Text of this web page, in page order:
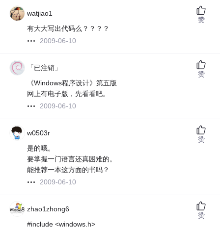
watjiao1
有大大写出代码么？？？？
2009-06-10
赞
「已注销」
《Windows程序设计》第五版
网上有电子版，先看看吧。
2009-06-10
赞
w0503r
是的哦。
要掌握一门语言还真困难的。
能推荐一本这方面的书吗？
2009-06-10
赞
zhao1zhong6
#include <windows.h>
赞